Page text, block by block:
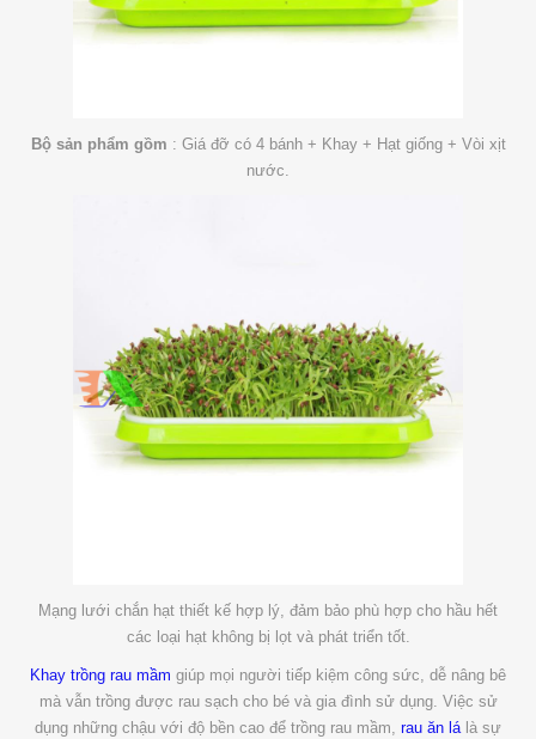
Bộ sản phẩm gồm : Giá đỡ có 4 bánh + Khay + Hạt giống + Vòi xịt
nước.
Mạng lưới chắn hạt thiết kế hợp lý, đảm bảo phù hợp cho hầu hết
các loại hạt không bị lọt và phát triển tốt.
Khay trồng rau mầm giúp mọi người tiếp kiệm công sức, dễ nâng bê
mà vẫn trồng được rau sạch cho bé và gia đình sử dụng. Việc sử
dụng những chậu với độ bền cao để trồng rau mầm, rau ăn lálà sự